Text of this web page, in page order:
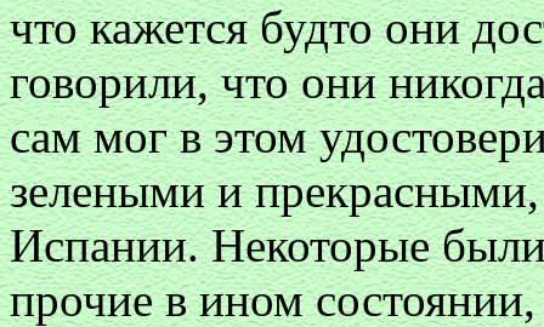
что кажется будто они
говорили, что они
сам мог в этом
зелеными и
Испании. Некоторые
прочие в ином